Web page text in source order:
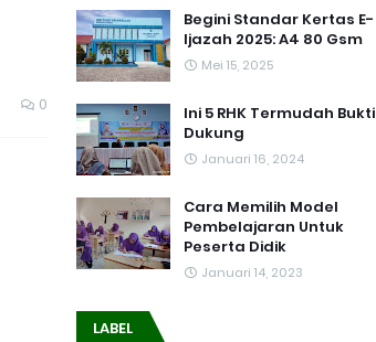
0
Begini Standar Kertas E-
Ijazah 2025: A4 80 Gsm
Mei 15, 2025
Ini 5 RHK Termudah Bukti
Dukung
Januari 16, 2024
Cara Memilih Model
Pembelajaran Untuk
Peserta Didik
Januari 14, 2023
LABEL